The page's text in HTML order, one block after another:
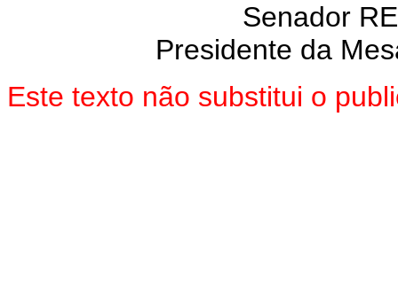
Senador
Presidente da
Este texto não substitui o